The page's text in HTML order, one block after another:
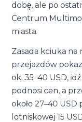
dobę, ale po
Centrum
miasta.
Zasada kciuka na
przejazdów
ok. 35–40 USD,
podnosi cen, a
około 27–40 USD
lotniskowej 15